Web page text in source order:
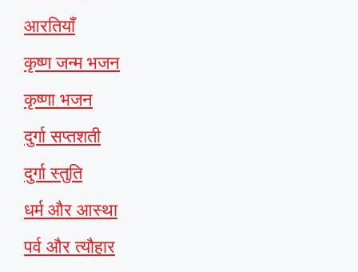
आरतियाँ
कृष्ण जन्म भजन
कृष्णा भजन
दुर्गा सप्तशती
दुर्गा स्तुति
धर्म और आस्था
पर्व और त्यौहार